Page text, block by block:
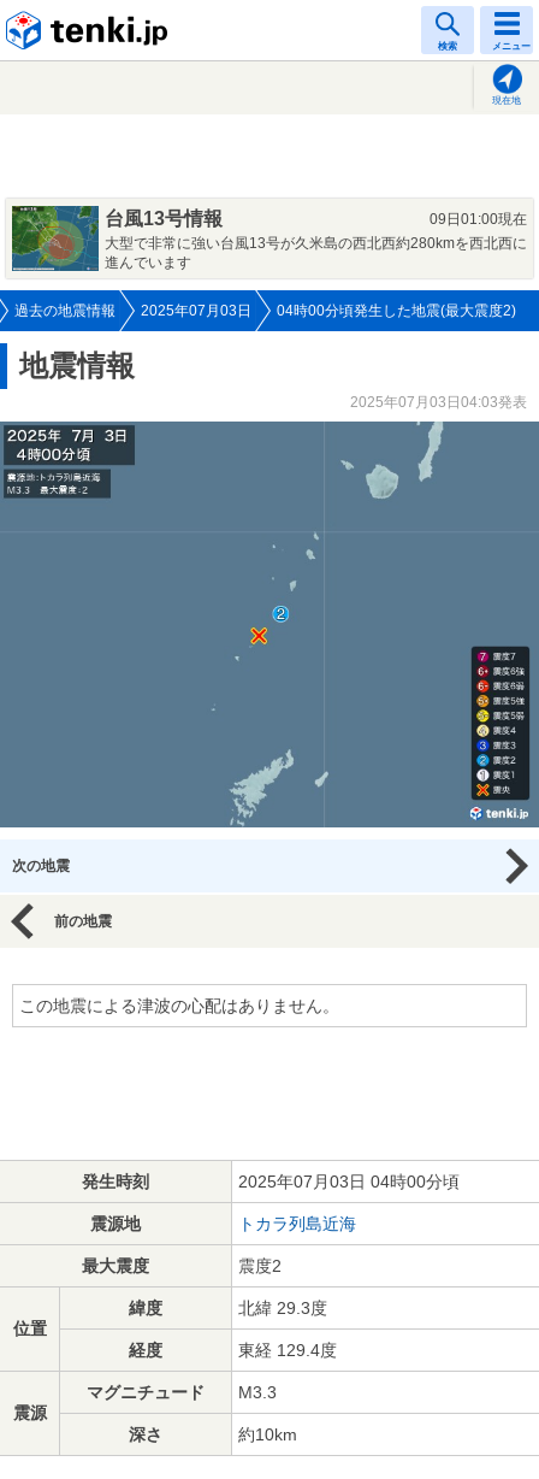
検索 メニュー
現在地
台風13号情報
09日01:00現在
大型で非常に強い台風13号が久米島の西北西約280kmを西北西に
進んでいます
過去の地震情報 2025年07月03日 04時00分頃発生した地震(最大震度2)
地震情報
2025年07月03日04:03発表
次の地震
前の地震
この地震による津波の心配はありません。
発生時刻 2025年07月03日 04時00分頃
震源地 トカラ列島近海
最大震度 震度2
位置
緯度 北緯 29.3度
経度 東経 129.4度
震源
マグニチュード M3.3
深さ 約10km